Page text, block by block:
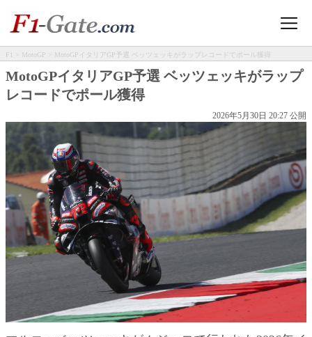
F1 > MotoGP > MotoGPイタリアGP予選 ベッツェッキがラップレコードでポール獲得
MotoGPイタリアGP予選 ベッツェッキがラップ
レコードでポール獲得
2026年5月30日 20:27 公開